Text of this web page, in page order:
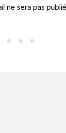
ne sera pas